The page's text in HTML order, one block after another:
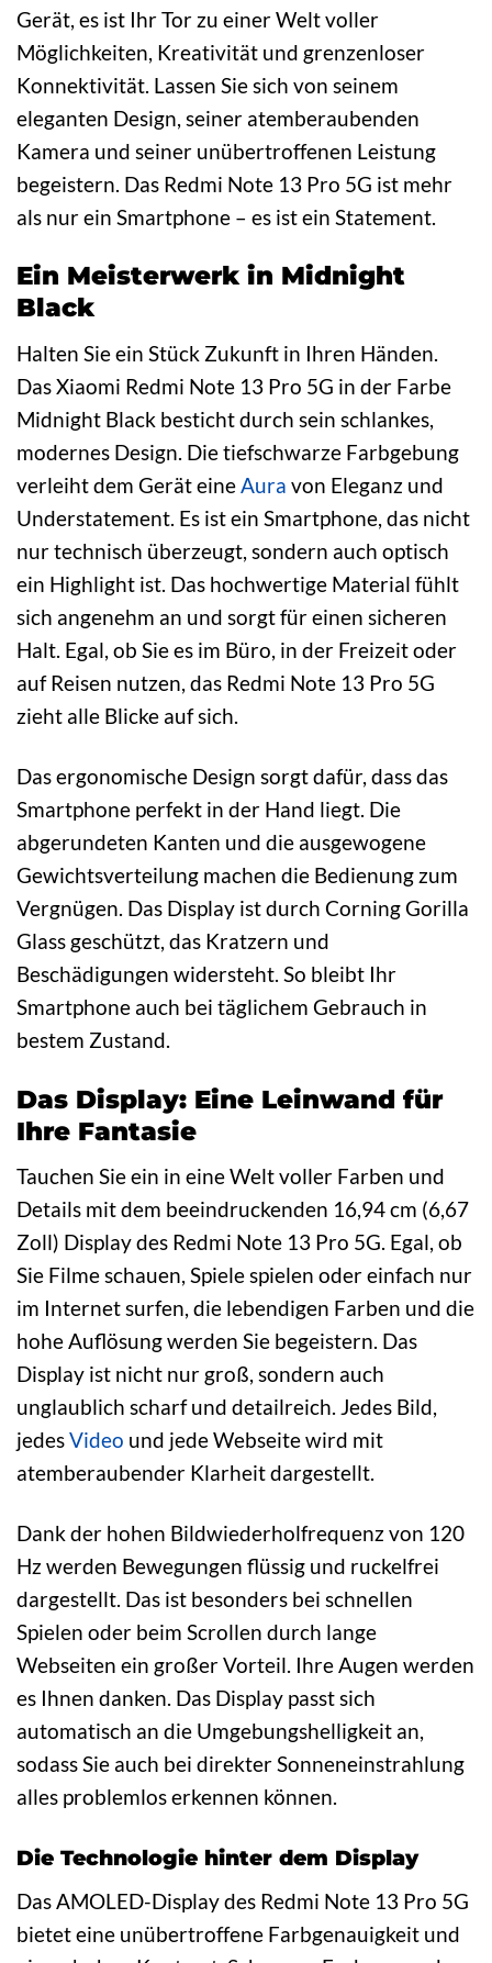
Gerät, es ist Ihr Tor zu einer Welt voller
Möglichkeiten, Kreativität und grenzenloser
Konnektivität. Lassen Sie sich von seinem
eleganten Design, seiner atemberaubenden
Kamera und seiner unübertroffenen Leistung
begeistern. Das Redmi Note 13 Pro 5G ist mehr
als nur ein Smartphone – es ist ein Statement.
Ein Meisterwerk in Midnight
Black
Halten Sie ein Stück Zukunft in Ihren Händen.
Das Xiaomi Redmi Note 13 Pro 5G in der Farbe
Midnight Black besticht durch sein schlankes,
modernes Design. Die tiefschwarze Farbgebung
verleiht dem Gerät eineAura von Eleganz und
Understatement. Es ist ein Smartphone, das nicht
nur technisch überzeugt, sondern auch optisch
ein Highlight ist. Das hochwertige Material fühlt
sich angenehm an und sorgt für einen sicheren
Halt. Egal, ob Sie es im Büro, in der Freizeit oder
auf Reisen nutzen, das Redmi Note 13 Pro 5G
zieht alle Blicke auf sich.
Das ergonomische Design sorgt dafür, dass das
Smartphone perfekt in der Hand liegt. Die
abgerundeten Kanten und die ausgewogene
Gewichtsverteilung machen die Bedienung zum
Vergnügen. Das Display ist durch Corning Gorilla
Glass geschützt, das Kratzern und
Beschädigungen widersteht. So bleibt Ihr
Smartphone auch bei täglichem Gebrauch in
bestem Zustand.
Das Display: Eine Leinwand für
Ihre Fantasie
Tauchen Sie ein in eine Welt voller Farben und
Details mit dem beeindruckenden 16,94 cm (6,67
Zoll) Display des Redmi Note 13 Pro 5G. Egal, ob
Sie Filme schauen, Spiele spielen oder einfach nur
im Internet surfen, die lebendigen Farben und die
hohe Auflösung werden Sie begeistern. Das
Display ist nicht nur groß, sondern auch
unglaublich scharf und detailreich. Jedes Bild,
jedesVideo und jede Webseite wird mit
atemberaubender Klarheit dargestellt.
Dank der hohen Bildwiederholfrequenz von 120
Hz werden Bewegungen flüssig und ruckelfrei
dargestellt. Das ist besonders bei schnellen
Spielen oder beim Scrollen durch lange
Webseiten ein großer Vorteil. Ihre Augen werden
es Ihnen danken. Das Display passt sich
automatisch an die Umgebungshelligkeit an,
sodass Sie auch bei direkter Sonneneinstrahlung
alles problemlos erkennen können.
Die Technologie hinter dem Display
Das AMOLED-Display des Redmi Note 13 Pro 5G
bietet eine unübertroffene Farbgenauigkeit und